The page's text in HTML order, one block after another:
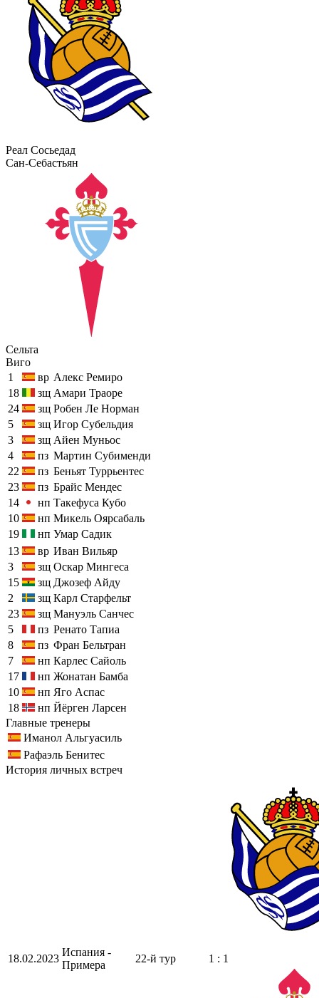
Реал Сосьедад
Сан-Себастьян
Сельта
Виго
1
вр Алекс Ремиро
18
зщ Амари Траоре
24
зщ Робен Ле Норман
5
зщ Игор Субельдия
3
зщ Айен Муньос
4
пз Мартин Субименди
22
пз Беньят Туррьентес
23
пз Брайс Мендес
14
нп Такефуса Кубо
10
нп Микель Оярсабаль
19
нп Умар Садик
13
вр Иван Вильяр
3
зщ Оскар Мингеса
15
зщ Джозеф Айду
2
зщ Карл Старфельт
23
зщ Мануэль Санчес
5
пз Ренато Тапиа
8
пз Фран Бельтран
7
нп Карлес Сайоль
17
нп Жонатан Бамба
10
нп Яго Аспас
18
нп Йёрген Ларсен
Главные тренеры
Иманол Альгуасиль
Рафаэль Бенитес
История личных встреч
18.02.2023
Испания -
Примера
22-й тур 1 : 1